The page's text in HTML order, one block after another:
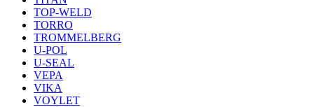
TOP-WELD
TORRO
TROMMELBERG
U-POL
U-SEAL
VEPA
VIKA
VOYLET